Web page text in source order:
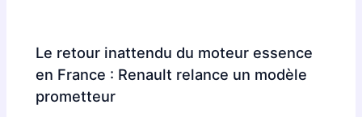
Le retour inattendu du moteur essence
en France : Renault relance un modèle
prometteur